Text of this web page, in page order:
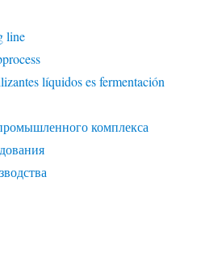
line
líquidos es fermentación
комплекса